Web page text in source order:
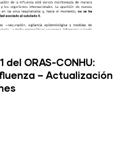
del ORAS-CONHU:
– Actualización